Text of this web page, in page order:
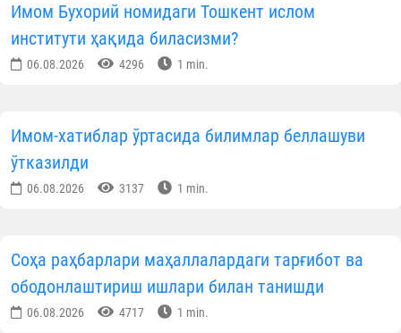
Имом Бухорий номидаги Тошкент ислом
институти ҳақида биласизми?
06.08.2026 4296 1 min.
Имом-хатиблар ўртасида билимлар беллашуви
ўтказилди
06.08.2026 3137 1 min.
Соҳа раҳбарлари маҳаллалардаги тарғибот ва
ободонлаштириш ишлари билан танишди
06.08.2026 4717 1 min.